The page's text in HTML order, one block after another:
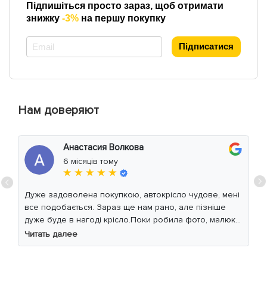
Підпишіться просто зараз, щоб отримати
знижку -3% на першу покупку
Підписатися
Нам доверяют
Анастасия Волкова
6 місяців тому
★ ★ ★ ★ ★
Дуже задоволена покупкою, автокрісло чудове, мені
все подобається. Зараз ще нам рано, але пізніше
дуже буде в нагоді крісло.Поки робила фото, малюк
уважно читав інструкцію 😁
Читать далее